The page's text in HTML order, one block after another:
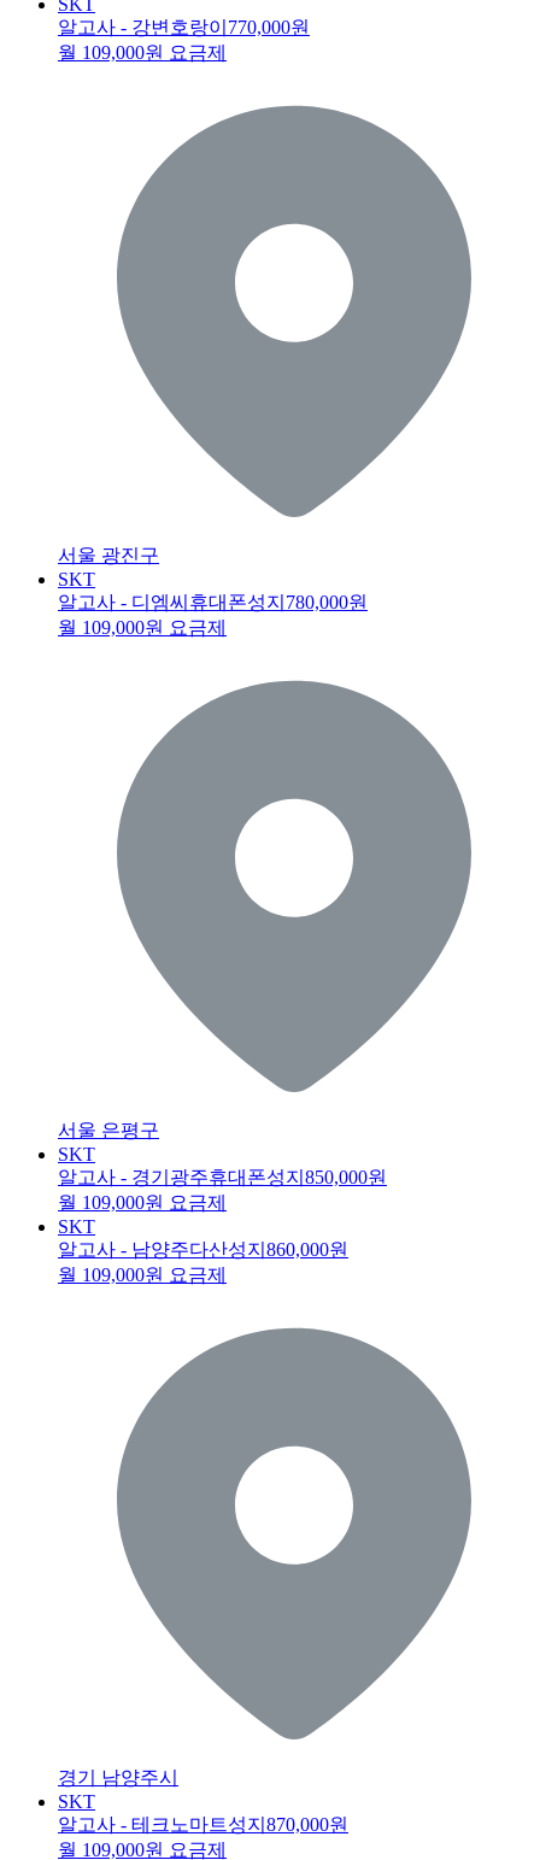
알고사 - 강변호랑이 770,000원
월 109,000원 요금제
서울 광진구
SKT
알고사 - 디엠씨휴대폰성지 780,000원
월 109,000원 요금제
서울 은평구
SKT
알고사 - 경기광주휴대폰성지 850,000원
월 109,000원 요금제
SKT
알고사 - 남양주다산성지 860,000원
월 109,000원 요금제
경기 남양주시
SKT
알고사 - 테크노마트성지 870,000원
월 109,000원 요금제